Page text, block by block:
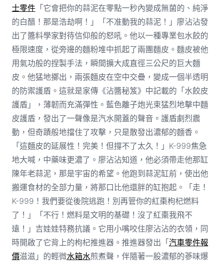
士零件「它會把你的蒜泥在零點一秒內變成無菌的、純淨
的白醋！那是浩劫啊！」「不准動我的蒜泥！」廖沾沾發
出了醬料學家對待信仰般的怒吼。他以一種專業包水餃的
極限速度，從旁邊的麵粉堆中抓起了兩團麵皮。麵皮被他
用氣功般的捏製手法，瞬間擴大成直徑三公尺的巨大麵
皮。他猛地擲出，兩張麵皮在空中交疊，變成一個半透明
的防禦護盾。這就是家傳《沾醬秘笈》中記載的「水餃皮
護盾」，薄韌而充滿彈性。藍色離子炮光束猛烈地擊中麵
皮護盾，發出了一聲像是汽水開蓋的聲音。護盾劇烈震
動，但奇蹟般地擋住了攻擊，只是散發出濃郁的麵香。
「這麵皮的延展性！完美！但撐不了太久！」K-999焦急
地大喊，中藥味更濃了。廖沾沾知道，他必須帶走他那缸
陳年老蒜泥，那是宇宙的希望。他跑到蒜泥缸前，使出他
搬運食材的全部力量，將那口比他還胖的缸抱起。「走！
K-999！我們要從後院逃跑！別再管你的紅棗枸杞燃料
了！」「不行！燃料是文明的基礎！沒了紅棗我飛不
遠！」吉娃娃特務抗議。它用小嘴咬住廖沾沾的衣領，同
時開啟了它背上的枸杞推進器。推進器發出「汽車零件報
價滋滋」的輕微水箱水煎煮聲，伴隨著一股濃郁的蔘味爆